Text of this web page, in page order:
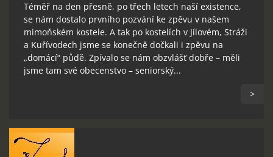
Téměř na den přesně, po třech letech naší existence,
se nám dostalo prvního pozvání ke zpěvu v našem
mimoňském kostele. A tak po kostelích v Jílovém, Stráži
a Kuřívodech jsme se konečně dočkali i zpěvu na
„domácí“ půdě. Zpívalo se nám obzvlášť dobře – měli
jsme tam své obecenstvo – seniorský...
>